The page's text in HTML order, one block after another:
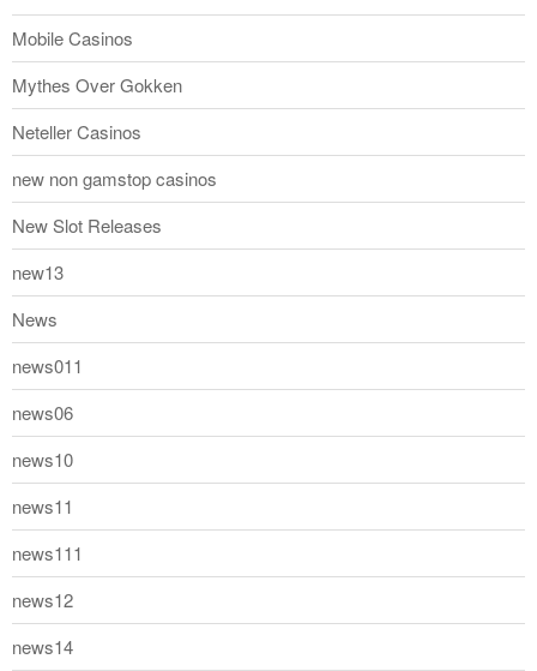
Mobile Casinos
Mythes Over Gokken
Neteller Casinos
new non gamstop casinos
New Slot Releases
new13
News
news011
news06
news10
news11
news111
news12
news14